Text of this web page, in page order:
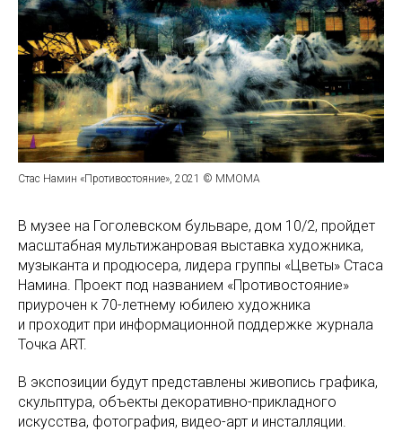
Стас Намин «Противостояние», 2021 © ММОМА
В музее на Гоголевском бульваре, дом 10/2, пройдет
масштабная мультижанровая выставка художника,
музыканта и продюсера, лидера группы «Цветы» Стаса
Намина. Проект под названием «Противостояние»
приурочен к 70-летнему юбилею художника
и проходит при информационной поддержке журнала
Точка ART.
В экспозиции будут представлены живопись графика,
скульптура, объекты декоративно-прикладного
искусства, фотография, видео-арт и инсталляции.